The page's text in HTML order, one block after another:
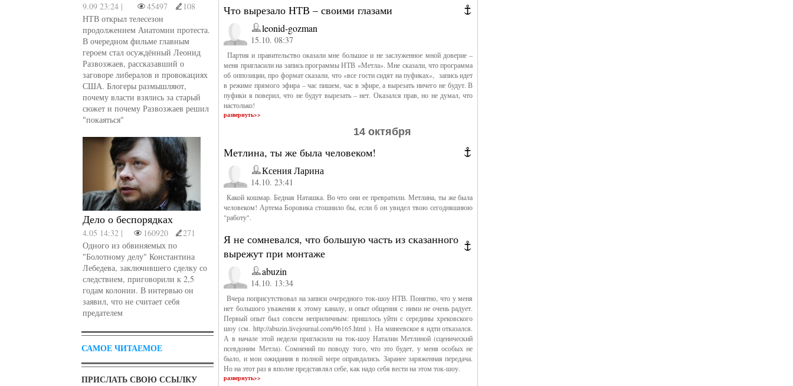
9.09 23:24 | 45497
108
НТВ открыл телесезон
продолжением Анатомии протеста.
В очередном фильме главным
героем стал осуждённый Леонид
Развозжаев, рассказавший о
заговоре либералов и провокациях
США. Блогеры размышляют,
почему власти взялись за старый
сюжет и почему Развозжаев решил
"покаяться"
Дело о беспорядках
4.05 14:32 | 160920
271
Одного из обвиняемых по
"Болотному делу" Константина
Лебедева, заключившего сделку со
следствием, приговорили к 2,5
годам колонии. В интервью он
заявил, что не считает себя
предателем
САМОЕ ЧИТАЕМОЕ
ПРИСЛАТЬ СВОЮ ССЫЛКУ
Что вырезало НТВ – своими глазами
leonid-gozman
15.10. 08:37
Партия и правительство оказали мне большое и не заслуженное мной доверие –
меня пригласили на запись программы НТВ «Метла». Мне сказали, что программа
об оппозиции, про формат сказали, что «все гости сидят на пуфиках», запись идет
в режиме прямого эфира – час пишем, час в эфире, а вырезать ничего не будут. В
пуфики я поверил, что не будут вырезать – нет. Оказался прав, но не думал, что
настолько!
развернуть>>
14 октября
Метлина, ты же была человеком!
Ксения Ларина
14.10. 23:41
Какой кошмар. Бедная Наташка. Во что они ее превратили. Метлина, ты же была
человеком! Артема Боровика стошнило бы, если б он увидел твою сегодняшнюю
"работу".
Я не сомневался, что большую часть из сказанного
вырежут при монтаже
abuzin
14.10. 13:34
Вчера поприсутствовал на записи очередного ток-шоу НТВ. Понятно, что у меня
нет большого уважения к этому каналу, и опыт общения с ними не очень радует.
Первый опыт был совсем неприличным: пришлось уйти с середины хрековского
шоу (см. http://abuzin.livejournal.com/96165.html ). На минеевское я идти отказался.
А в начале этой недели пригласили на ток-шоу Наталии Метлиной (сценический
псевдоним Метла). Сомнений по поводу того, что это будет, у меня особых не
было, и мои ожидания в полной мере оправдались. Заранее заряженная передача.
Но на этот раз я вполне представлял себе, как надо себя вести на этом ток-шоу.
развернуть>>